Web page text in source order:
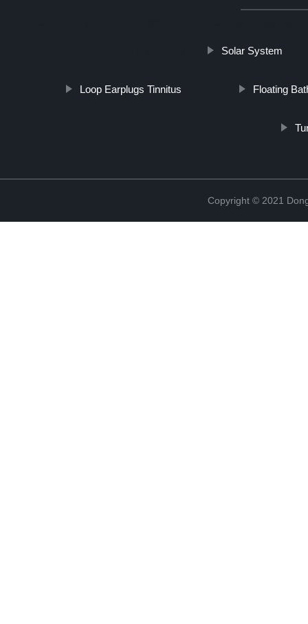
Solar System
Loop Earplugs Tinnitus Floating
Copyright © 2021